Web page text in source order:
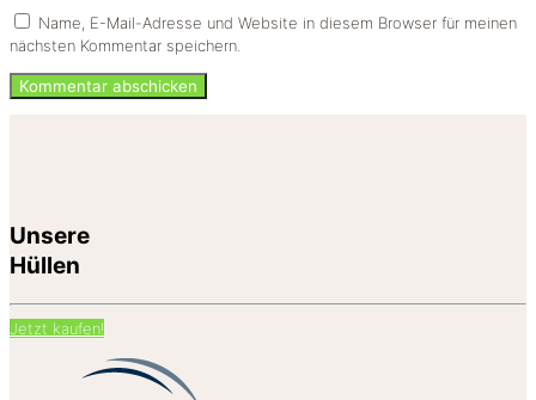
Name, E-Mail-Adresse und Website in diesem Browser für meinen
nächsten Kommentar speichern.
Unsere
Hüllen
Jetzt kaufen!